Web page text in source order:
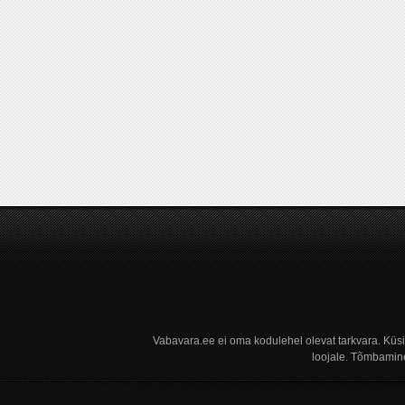
Vabavara.ee ei oma kodulehel olevat tarkvara.
loojale.